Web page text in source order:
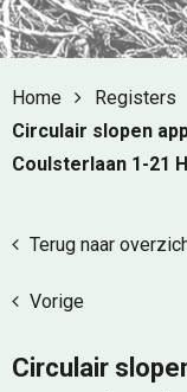
Home Registers
Circulair slopen
Coulsterlaan 1-21
Terug naar
Vorige
Circulair